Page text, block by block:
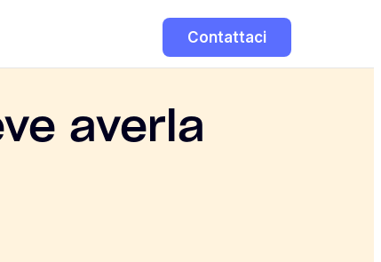
Contattaci
averla